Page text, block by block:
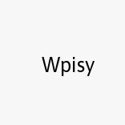
Wpisy